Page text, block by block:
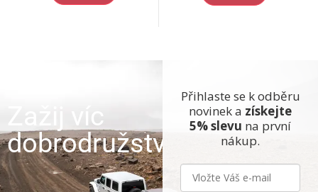
Zažij víc
dobrodružství
Přihlaste se k odběru
novinek a získejte
5% slevu na první
nákup.